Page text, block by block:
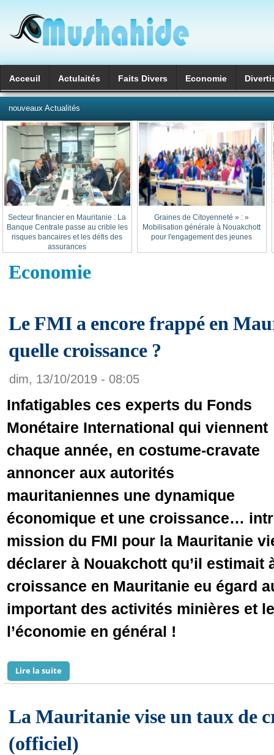
Acceuil Actulaités Faits Divers Economie
nouveaux Actualités
« Graines de Citoyenneté » :
Mobilisation générale à Nouakchott
pour l'engagement des jeunes
Secteur financier en Mauritanie : La
Banque Centrale passe au crible les
risques bancaires et les défis des
assurances
Economie
Le FMI a encore frappé en
quelle croissance ?
dim, 13/10/2019 - 08:05
Infatigables ces experts du Fonds
Monétaire International qui viennent
chaque année, en costume-cravate
annoncer aux autorités
mauritaniennes une dynamique
économique et une croissance…
mission du FMI pour la Mauritanie
déclarer à Nouakchott qu’il estimait
croissance en Mauritanie eu égard
important des activités minières et
l’économie en général !
Lire la suite
La Mauritanie vise un taux de
(officiel)